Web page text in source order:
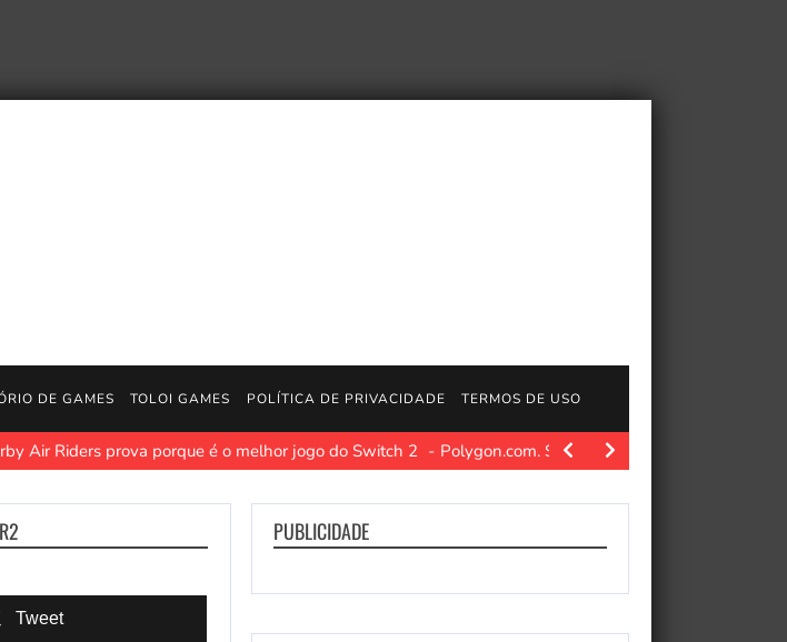
DE GAMES TOLOI GAMES POLÍTICA DE PRIVACIDADE TERMOS DE USO
Air Riders prova porque é o melhor jogo do Switch 2 Polygon.com. Summer Games Done Quick
Tweet
PUBLICIDADE